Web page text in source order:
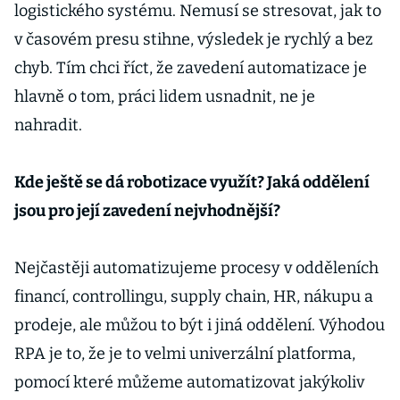
logistického systému. Nemusí se stresovat, jak to
v časovém presu stihne, výsledek je rychlý a bez
chyb. Tím chci říct, že zavedení automatizace je
hlavně o tom, práci lidem usnadnit, ne je
nahradit.
Kde ještě se dá robotizace využít? Jaká oddělení
jsou pro její zavedení nejvhodnější?
Nejčastěji automatizujeme procesy v odděleních
financí, controllingu, supply chain, HR, nákupu a
prodeje, ale můžou to být i jiná oddělení. Výhodou
RPA je to, že je to velmi univerzální platforma,
pomocí které můžeme automatizovat jakýkoliv